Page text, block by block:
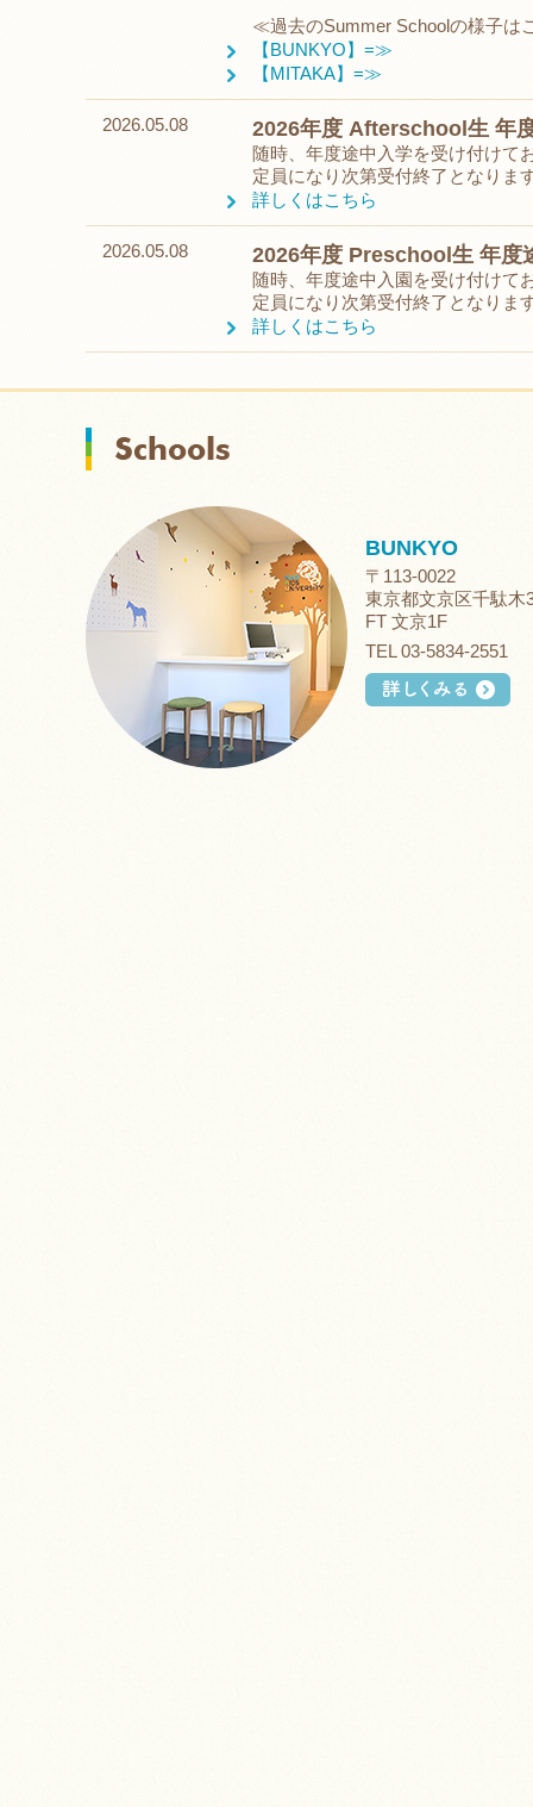
≪過去のSummer Schoolの様子は
【BUNKYO】=≫
【MITAKA】=≫
2026.05.08 2026年度 Afterschool生 年
随時、年度途中入学を受け付けて
定員になり次第受付終了となりま
詳しくはこちら
2026.05.08 2026年度 Preschool生 年度
随時、年度途中入園を受け付けて
定員になり次第受付終了となりま
詳しくはこちら
BUNKYO
〒113-0022
東京都文京区千駄木
FT 文京1F
TEL 03-5834-2551